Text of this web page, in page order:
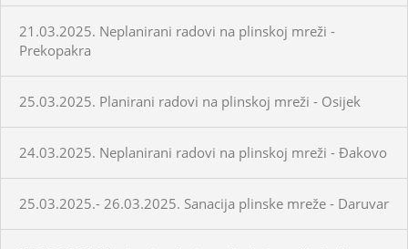
21.03.2025. Neplanirani radovi na plinskoj mreži -
Prekopakra
25.03.2025. Planirani radovi na plinskoj mreži - Osijek
24.03.2025. Neplanirani radovi na plinskoj mreži - Đakovo
25.03.2025.- 26.03.2025. Sanacija plinske mreže - Daruvar